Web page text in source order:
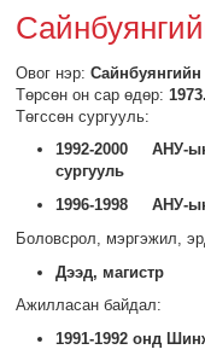
Овог нэр:
Төрсөн он сар өдөр:
Төгссөн сургууль:
1992-2000 АНУ-ын
сургууль
1996-1998 АНУ-
Боловсрол, мэргэжил,
Дээд, магистр
Ажилласан байдал:
1991-1992 онд